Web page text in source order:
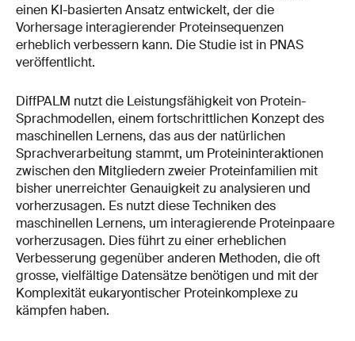
einen KI-basierten Ansatz entwickelt, der die
Vorhersage interagierender Proteinsequenzen
erheblich verbessern kann. Die Studie ist in PNAS
veröffentlicht.
DiffPALM nutzt die Leistungsfähigkeit von Protein-
Sprachmodellen, einem fortschrittlichen Konzept des
maschinellen Lernens, das aus der natürlichen
Sprachverarbeitung stammt, um Proteininteraktionen
zwischen den Mitgliedern zweier Proteinfamilien mit
bisher unerreichter Genauigkeit zu analysieren und
vorherzusagen. Es nutzt diese Techniken des
maschinellen Lernens, um interagierende Proteinpaare
vorherzusagen. Dies führt zu einer erheblichen
Verbesserung gegenüber anderen Methoden, die oft
grosse, vielfältige Datensätze benötigen und mit der
Komplexität eukaryontischer Proteinkomplexe zu
kämpfen haben.